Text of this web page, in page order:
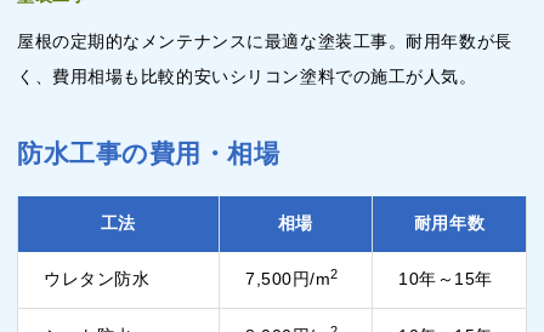
屋根の定期的なメンテナンスに最適な塗装工事。耐用年数が長
く、費用相場も比較的安いシリコン塗料での施工が人気。
防水工事の費用・相場
工法 相場 耐用年数
ウレタン防水 7,500円/m2 10年～15年